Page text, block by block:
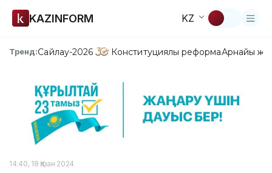
KAZINFORM KZ
Тренд:Сайлау-2026 Конституциялық реформаАрнайы
14:40, 18 Қазан 2024